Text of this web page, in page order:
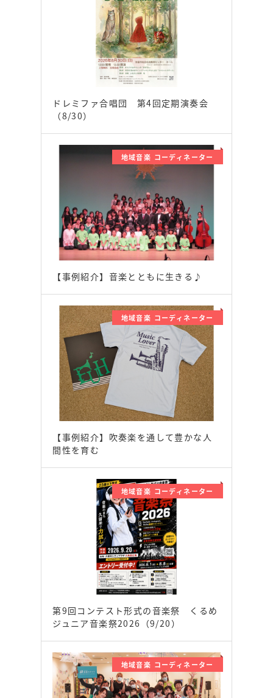
ドレミファ合唱団 第4回定期演奏会
（8/30）
地域音楽 コーディネーター
【事例紹介】音楽とともに生きる♪
地域音楽 コーディネーター
【事例紹介】吹奏楽を通して豊かな人
間性を育む
地域音楽 コーディネーター
第9回コンテスト形式の音楽祭 くるめ
ジュニア音楽祭2026（9/20）
地域音楽 コーディネーター